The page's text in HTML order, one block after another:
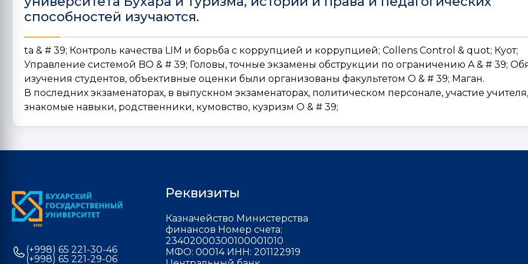
способностей изучаются.
ta & # 39; Контроль качества LIM и борьба с коррупцией и коррупцией; Collens Control & quot; Куот;
Управление системой BO & # 39; Головы, точные экзамены обструкции по ограничению A & # 39;
изучения студентов, объективные оценки были организованы факультетом O & # 39; Маган.
В последних экзаменаторах, в выпускном экзаменаторах, политическом персонале, участие учителя,
знакомые навыки, родственники, кумовство, кузризм O & # 39;
(+998) 65 221-30-46
(+998) 65 221-29-06
Реквизиты
Казначейство Министерства
финансов Номер счета:
23402000300100001010
МФО: 00014 ИНН: 201122919